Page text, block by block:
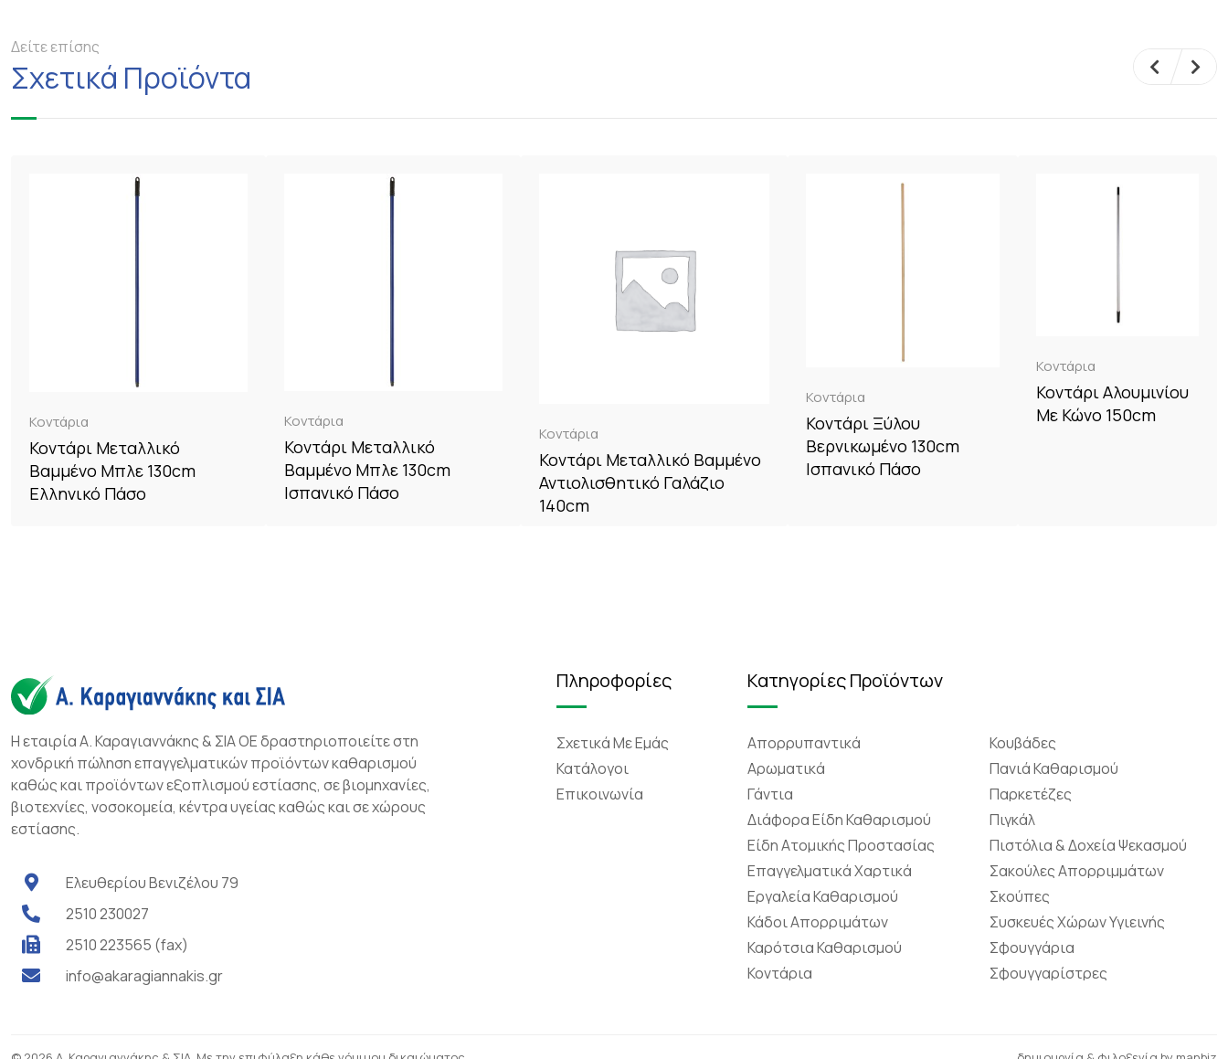
Δείτε επίσης
Σχετικά Προϊόντα
Κοντάρια
Κοντάρι Μεταλλικό
Βαμμένο Μπλε 130cm
Ελληνικό Πάσο
Κοντάρια
Κοντάρι Μεταλλικό
Βαμμένο Mπλε 130cm
Ισπανικό Πάσο
Κοντάρια
Κοντάρι Μεταλλικό Βαμμένο
Αντιολισθητικό Γαλάζιο
140cm
Κοντάρια
Κοντάρι Ξύλου
Βερνικωμένο 130cm
Ισπανικό Πάσο
Κοντάρια
Κοντάρι Αλουμινίου
Με Κώνο 150cm
Η εταιρία Α. Καραγιαννάκης & ΣΙΑ ΟΕ δραστηριοποιείτε στη
χονδρική πώληση επαγγελματικών προϊόντων καθαρισμού
καθώς και προϊόντων εξοπλισμού εστίασης, σε βιομηχανίες,
βιοτεχνίες, νοσοκομεία, κέντρα υγείας καθώς και σε χώρους
εστίασης.
Ελευθερίου Βενιζέλου 79
2510 230027
2510 223565 (fax)
info@akaragiannakis.gr
Πληροφορίες
Σχετικά Mε Eμάς
Κατάλογοι
Επικοινωνία
Κατηγορίες Προϊόντων
Απορρυπαντικά
Αρωματικά
Γάντια
Διάφορα Είδη Καθαρισμού
Είδη Ατομικής Προστασίας
Επαγγελματικά Χαρτικά
Εργαλεία Καθαρισμού
Κάδοι Απορριμάτων
Καρότσια Καθαρισμού
Κοντάρια
Κουβάδες
Πανιά Καθαρισμού
Παρκετέζες
Πιγκάλ
Πιστόλια & Δοχεία Ψεκασμού
Σακούλες Απορριμμάτων
Σκούπες
Συσκευές Χώρων Υγιεινής
Σφουγγάρια
Σφουγγαρίστρες